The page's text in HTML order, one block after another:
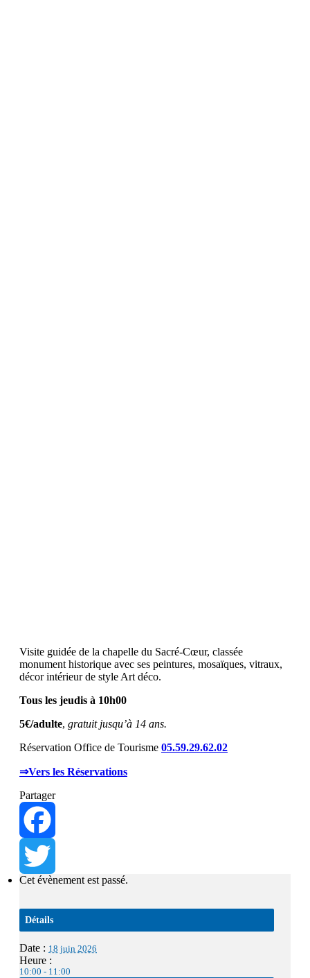
Visite guidée de la chapelle du Sacré-Cœur, classée
monument historique avec ses peintures, mosaïques, vitraux,
décor intérieur de style Art déco.
Tous les jeudis à 10h00
5€/adulte, gratuit jusqu’à 14 ans.
Réservation Office de Tourisme 05.59.29.62.02
⇒Vers les Réservations
Partager
Facebook
Cet évènement est passé.
Détails
Date : 18 juin 2026
Heure :
10:00 - 11:00